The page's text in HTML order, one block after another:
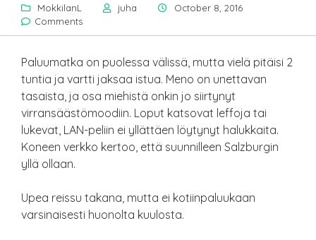
MokkilanL juha
October 8, 2016
Comments
Paluumatka on puolessa välissä, mutta vielä pitäisi 2
tuntia ja vartti jaksaa istua. Meno on unettavan
tasaista, ja osa miehistä onkin jo siirtynyt
virransäästömoodiin. Loput katsovat leffoja tai
lukevat, LAN-peliin ei yllättäen löytynyt halukkaita.
Koneen verkko kertoo, että suunnilleen Salzburgin
yllä ollaan.
Upea reissu takana, mutta ei kotiinpaluukaan
varsinaisesti huonolta kuulosta.